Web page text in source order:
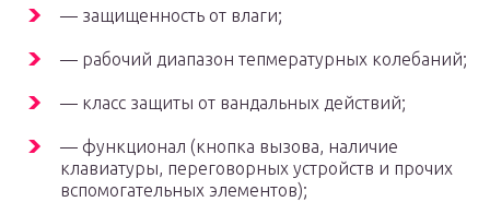
— защищенность от влаги;
— рабочий диапазон тепмературных колебаний;
— класс защиты от вандальных действий;
— функционал (кнопка вызова, наличие
клавиатуры, переговорных устройств и прочих
вспомогательных элементов);